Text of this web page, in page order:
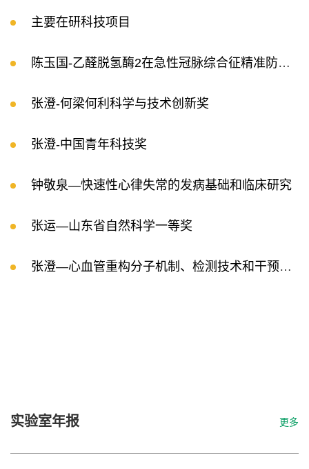
主要在研科技项目
陈玉国-乙醛脱氢酶2在急性冠脉综合征精准防治中的作用及推广应用
张澄-何梁何利科学与技术创新奖
张澄-中国青年科技奖
钟敬泉—快速性心律失常的发病基础和临床研究
张运—山东省自然科学一等奖
张澄—心血管重构分子机制、检测技术和干预策略的基础研究
实验室年报 更多